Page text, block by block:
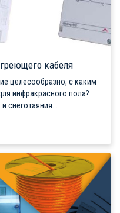
кабеля
целесообразно, с каким
инфракрасного пола?
снеготаяния...